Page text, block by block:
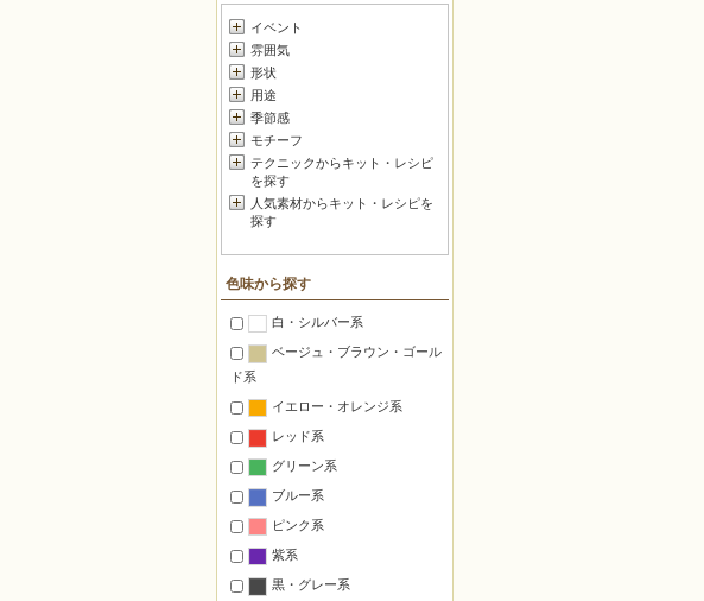
イベント
雰囲気
形状
用途
季節感
モチーフ
テクニックからキット・レシピ
を探す
人気素材からキット・レシピを
探す
色味から探す
白・シルバー系
ベージュ・ブラウン・ゴール
ド系
イエロー・オレンジ系
レッド系
グリーン系
ブルー系
ピンク系
紫系
黒・グレー系